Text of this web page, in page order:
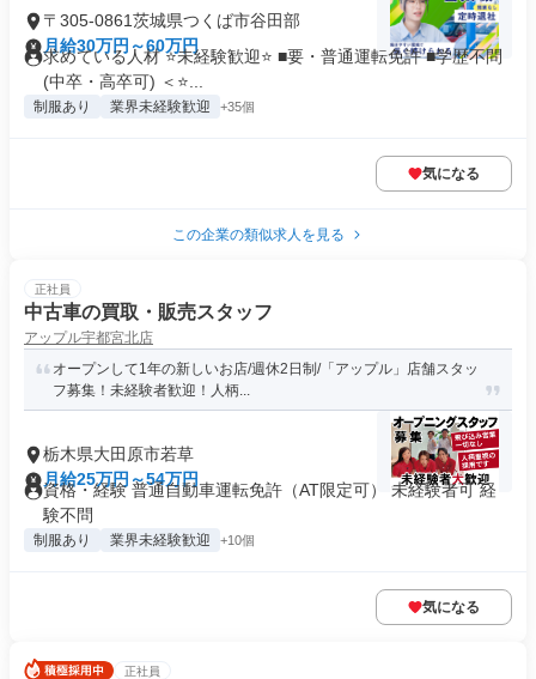
〒305-0861茨城県つくば市谷田部
月給30万円～60万円
求めている人材 ⭐未経験歓迎⭐ ■要・普通運転免許 ■学歴不問
(中卒・高卒可) ＜⭐...
制服あり 業界未経験歓迎 +35個
気になる
この企業の類似求人を見る
正社員
中古車の買取・販売スタッフ
アップル宇都宮北店
オープンして1年の新しいお店/週休2日制/「アップル」店舗スタッ
フ募集！未経験者歓迎！人柄...
栃木県大田原市若草
月給25万円～54万円
資格・経験 普通自動車運転免許（AT限定可） 未経験者可 経
験不問
制服あり 業界未経験歓迎 +10個
気になる
正社員